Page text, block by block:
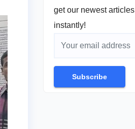
get our newest articles
instantly!
Subscribe